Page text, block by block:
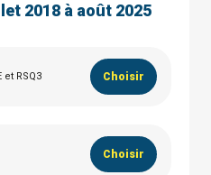
2018 à août 2025
RSQ3 Choisir
Choisir